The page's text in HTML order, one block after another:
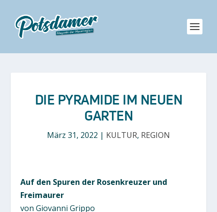
DIE PYRAMIDE IM NEUEN
GARTEN
März 31, 2022 | KULTUR, REGION
Auf den Spuren der Rosenkreuzer und
Freimaurer
von Giovanni Grippo